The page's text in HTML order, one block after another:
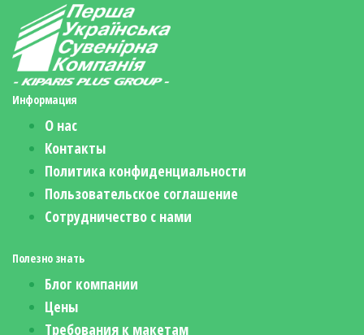
Информация
О нас
Контакты
Политика конфиденциальности
Пользовательское соглашение
Сотрудничество с нами
Полезно знать
Блог компании
Цены
Требования к макетам